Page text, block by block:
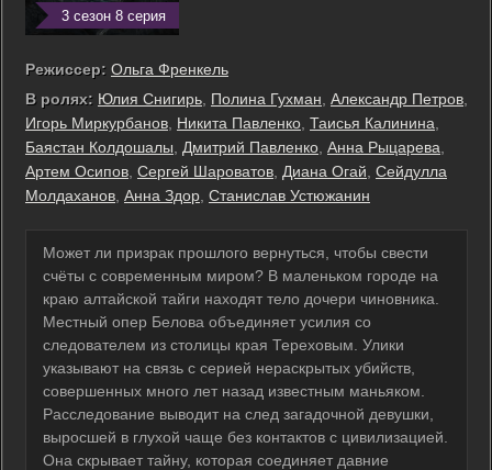
3 сезон 8 серия
Режиссер: Ольга Френкель
В ролях: Юлия Снигирь Полина Гухман Александр Петров
Игорь Миркурбанов Никита Павленко Таисья Калинина
Баястан Колдошалы
Дмитрий Павленко Анна Рыцарева
Артем Осипов Сергей Шароватов Диана Огай Сейдулла
Молдаханов Анна Здор Станислав Устюжанин
Может ли призрак прошлого вернуться, чтобы свести
счёты с современным миром? В маленьком городе на
краю алтайской тайги находят тело дочери чиновника.
Местный опер Белова объединяет усилия со
следователем из столицы края Тереховым. Улики
указывают на связь с серией нераскрытых убийств,
совершенных много лет назад известным маньяком.
Расследование выводит на след загадочной девушки,
выросшей в глухой чаще без контактов с цивилизацией.
Она скрывает тайну, которая соединяет давние